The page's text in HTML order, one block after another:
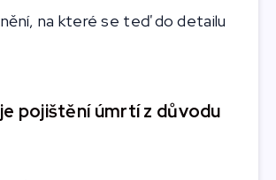
na které se teď do detailu
pojištění úmrtí z důvodu